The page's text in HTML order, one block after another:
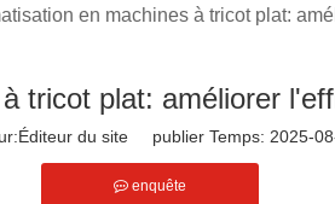
en machines à tricot plat:
tricot plat: améliorer
du site publier Temps: 2025-
enquête